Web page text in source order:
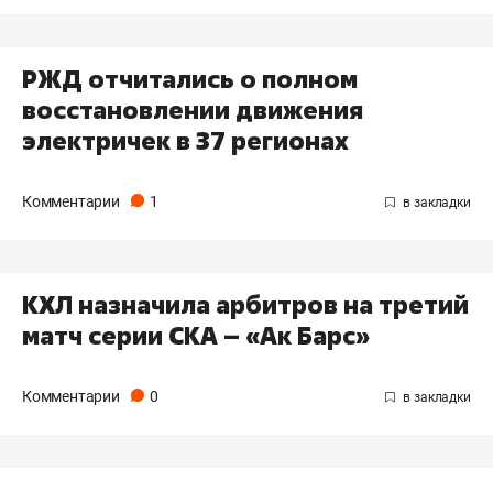
РЖД отчитались о полном
восстановлении движения
электричек в 37 регионах
Комментарии 1
КХЛ назначила арбитров на третий
матч серии СКА – «Ак Барс»
Комментарии 0